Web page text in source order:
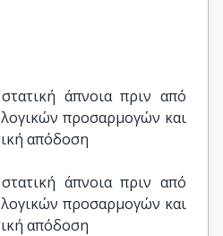
άπνοια πριν από
προσαρμογών και
απόδοση
άπνοια πριν από
προσαρμογών και
απόδοση